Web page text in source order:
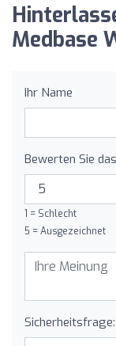
Medbase
Ihr Name
Bewerten Sie
1 = Schlecht
5 = Ausgezeichnet